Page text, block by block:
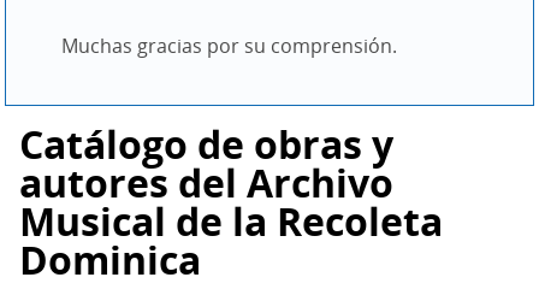
Muchas gracias por su comprensión.
Catálogo de obras y
autores del Archivo
Musical de la Recoleta
Dominica